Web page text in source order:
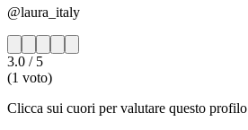
@laura_italy
3.0 / 5
(1 voto)
Clicca sui cuori per valutare questo profilo